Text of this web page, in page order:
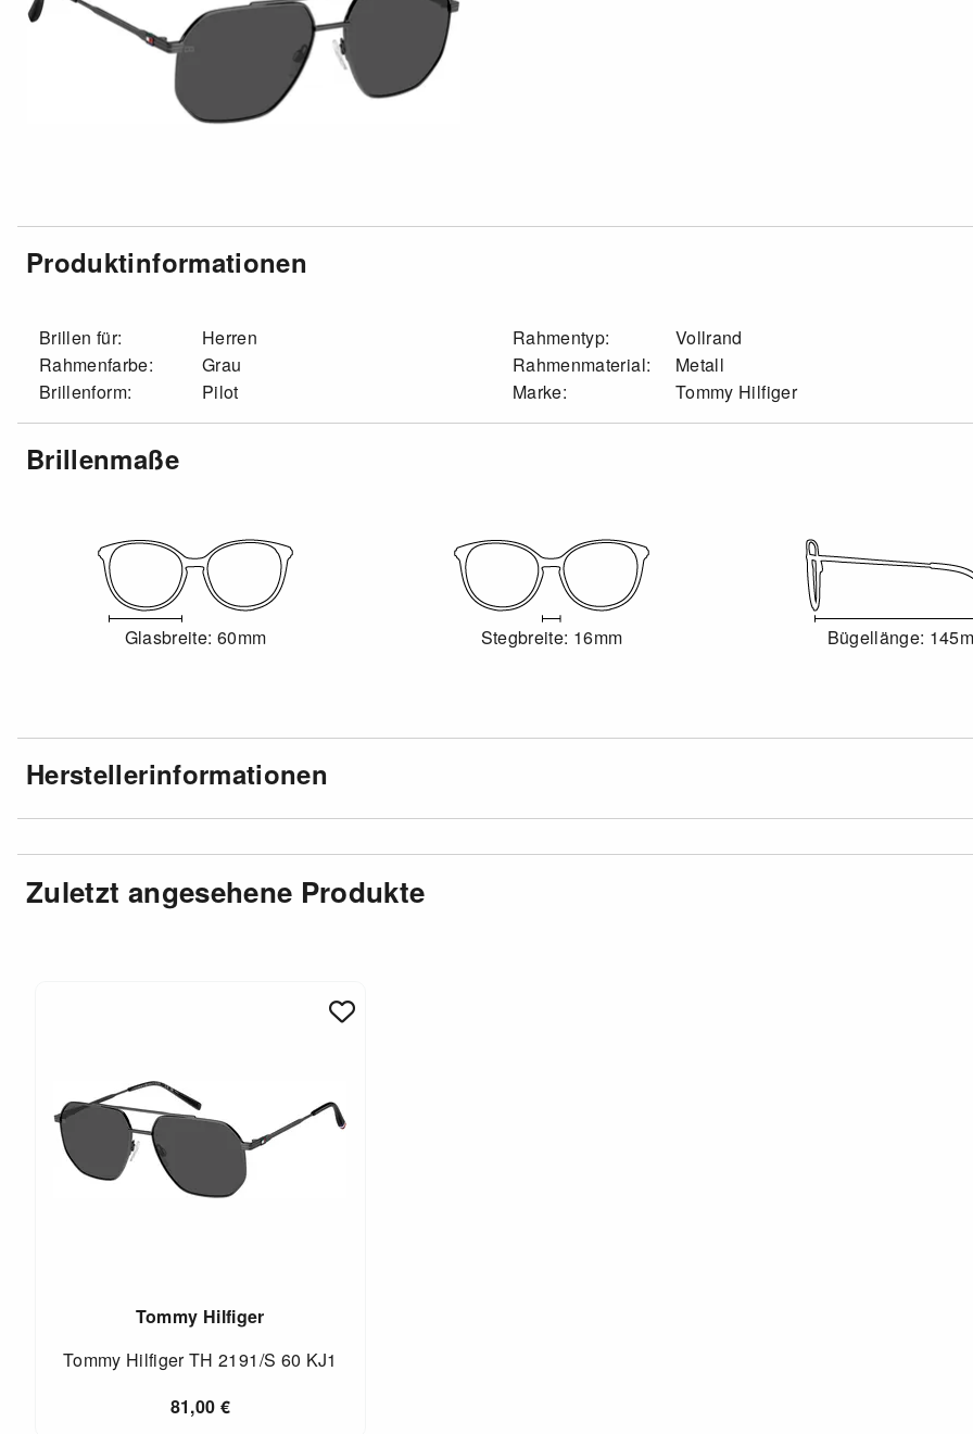
Produktinformationen
Brillen für:
Herren
Rahmenfarbe:
Grau
Brillenform:
Pilot
Rahmentyp:
Vollrand
Rahmenmaterial:
Metall
Marke:
Tommy Hilfiger
Brillenmaße
Glasbreite: 60mm Stegbreite: 16mm Bügellänge:
Herstellerinformationen
Zuletzt angesehene Produkte
Tommy Hilfiger
Tommy Hilfiger TH 2191/S 60 KJ1
81,00 €